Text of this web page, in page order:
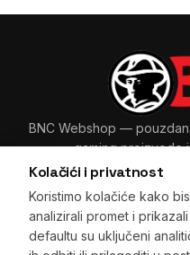
Kolačići i privatnost
Koristimo kolačiće kako
analizirali promet i
defaultu su uključeni
BNC Webshop —
gaming proizvode
Sarajevo, BiH
+387 33 265